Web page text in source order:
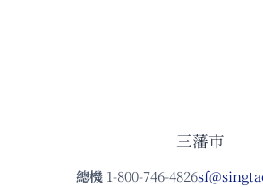
三藩市
總機 1-800-746-4826